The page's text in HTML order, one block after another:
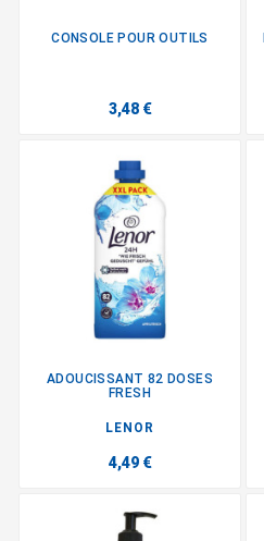
CONSOLE POUR OUTILS
3,48 €
ADOUCISSANT 82 DOSES
FRESH
LENOR
4,49 €